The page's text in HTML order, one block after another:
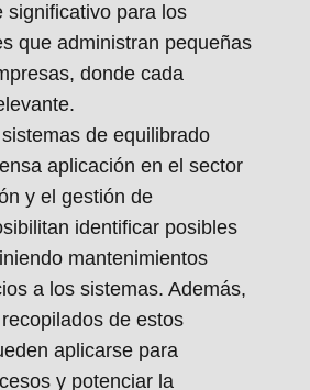
significativo para los
que administran pequeñas
donde cada
de equilibrado
aplicación en el sector
y el gestión de
identificar posibles
mantenimientos
a los sistemas. Además,
de estos
aplicarse para
y potenciar la